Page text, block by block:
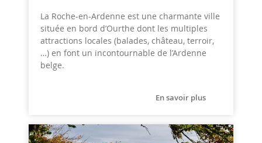
La Roche-en-Ardenne est une charmante ville
située en bord d’Ourthe dont les multiples
attractions locales (balades, château, terroir,
…) en font un incontournable de l’Ardenne
belge.
En savoir plus